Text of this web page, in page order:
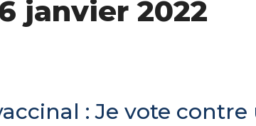
janvier 2022
: Je vote